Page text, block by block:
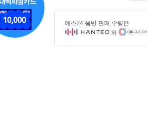
예스24 음반 판매 수량은
와